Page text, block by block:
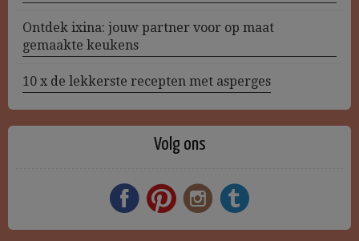
Ontdek ixina: jouw partner voor op maat
gemaakte keukens
10 x de lekkerste recepten met asperges
Volg ons